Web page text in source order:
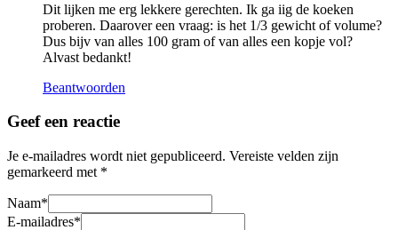
Dit lijken me erg lekkere gerechten. Ik ga iig de koeken
proberen. Daarover een vraag: is het 1/3 gewicht of volume?
Dus bijv van alles 100 gram of van alles een kopje vol?
Alvast bedankt!
Beantwoorden
Geef een reactie
Je e-mailadres wordt niet gepubliceerd. Vereiste velden zijn
gemarkeerd met *
Naam*
E-mailadres*